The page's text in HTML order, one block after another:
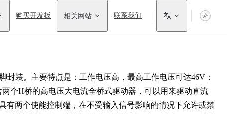
购买开发板 相关网站 联系我们
装。主要特点是：工作电压高，最高工作电压可达46V；
个H桥的高电压大电流全桥式驱动器，可以用来驱动直流
有两个使能控制端，在不受输入信号影响的情况下允许或禁